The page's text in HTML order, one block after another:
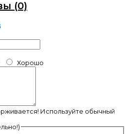
(0)
Хорошо
Используйте обычный